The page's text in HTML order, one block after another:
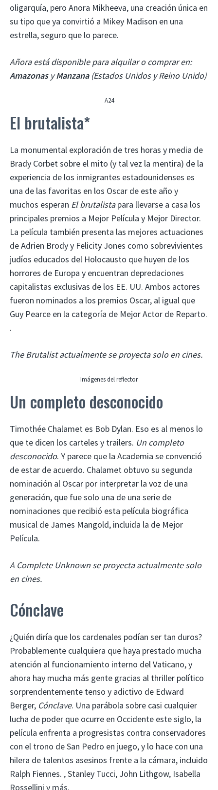
oligarquía, pero Anora Mikheeva, una creación única en
su tipo que ya convirtió a Mikey Madison en una
estrella, seguro que lo parece.
Añora está disponible para alquilar o comprar en:
AmazonasyManzana(Estados Unidos y Reino Unido)
A24
El brutalista*
La monumental exploración de tres horas y media de
Brady Corbet sobre el mito (y tal vez la mentira) de la
experiencia de los inmigrantes estadounidenses es
una de las favoritas en los Oscar de este año y
muchos esperan El brutalistapara llevarse a casa los
principales premios a Mejor Película y Mejor Director.
La película también presenta las mejores actuaciones
de Adrien Brody y Felicity Jones como sobrevivientes
judíos educados del Holocausto que huyen de los
horrores de Europa y encuentran depredaciones
capitalistas exclusivas de los EE. UU. Ambos actores
fueron nominados a los premios Oscar, al igual que
Guy Pearce en la categoría de Mejor Actor de Reparto.
.
The Brutalist actualmente se proyecta solo en cines.
Imágenes del reflector
Un completo desconocido
Timothée Chalamet es Bob Dylan. Eso es al menos lo
que te dicen los carteles y trailers. Un completo
desconocido. Y parece que la Academia se convenció
de estar de acuerdo. Chalamet obtuvo su segunda
nominación al Oscar por interpretar la voz de una
generación, que fue solo una de una serie de
nominaciones que recibió esta película biográfica
musical de James Mangold, incluida la de Mejor
Película.
A Complete Unknown se proyecta actualmente solo
en cines.
Cónclave
¿Quién diría que los cardenales podían ser tan duros?
Probablemente cualquiera que haya prestado mucha
atención al funcionamiento interno del Vaticano, y
ahora hay mucha más gente gracias al thriller político
sorprendentemente tenso y adictivo de Edward
Berger, Cónclave. Una parábola sobre casi cualquier
lucha de poder que ocurre en Occidente este siglo, la
película enfrenta a progresistas contra conservadores
con el trono de San Pedro en juego, y lo hace con una
hilera de talentos asesinos frente a la cámara, incluido
Ralph Fiennes. , Stanley Tucci, John Lithgow, Isabella
Rossellini y más.